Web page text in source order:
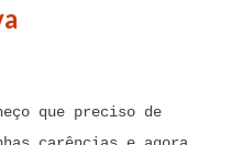
que preciso de